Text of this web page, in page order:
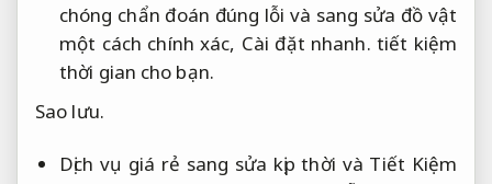
chóng chẩn đoán đúng lỗi và sang sửa đồ vật
một cách chính xác, Cài đặt nhanh. tiết kiệm
thời gian cho bạn.
Sao lưu.
Dịch vụ giá rẻ sang sửa kịp thời và Tiết Kiệm